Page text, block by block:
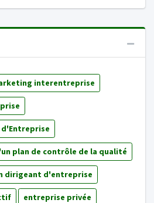
interentreprise
d'Entreprise
plan de contrôle de la qualité
dirigeant d'entreprise
entreprise privée